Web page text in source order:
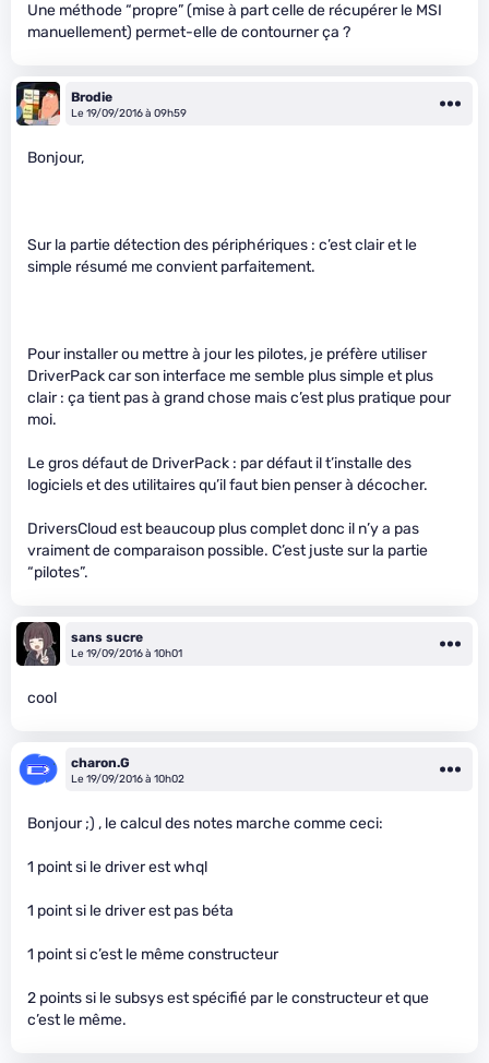
Une méthode “propre” (mise à part celle de récupérer le MSI
manuellement) permet-elle de contourner ça ?
Brodie
Le 19/09/2016 à 09h59
Bonjour,
Sur la partie détection des périphériques : c’est clair et le
simple résumé me convient parfaitement.
Pour installer ou mettre à jour les pilotes, je préfère utiliser
DriverPack car son interface me semble plus simple et plus
clair : ça tient pas à grand chose mais c’est plus pratique pour
moi.
Le gros défaut de DriverPack : par défaut il t’installe des
logiciels et des utilitaires qu’il faut bien penser à décocher.
DriversCloud est beaucoup plus complet donc il n’y a pas
vraiment de comparaison possible. C’est juste sur la partie
“pilotes”.
sans sucre
Le 19/09/2016 à 10h01
cool
charon.G
Le 19/09/2016 à 10h02
Bonjour ;) , le calcul des notes marche comme ceci:
1 point si le driver est whql
1 point si le driver est pas béta
1 point si c’est le même constructeur
2 points si le subsys est spécifié par le constructeur et que
c’est le même.